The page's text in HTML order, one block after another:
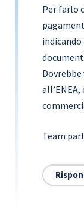
Per farlo
Team